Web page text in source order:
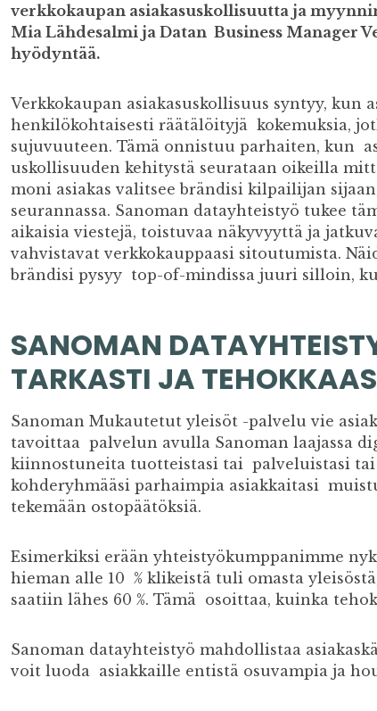
verkkokaupan asiakasuskollisuutta ja
Mia Lähdesalmi ja Datan Business Manager
hyödyntää.
Verkkokaupan asiakasuskollisuus syntyy, kun
henkilökohtaisesti räätälöityjä kokemuksia,
sujuvuuteen. Tämä onnistuu parhaiten, kun
uskollisuuden kehitystä seurataan oikeilla
moni asiakas valitsee brändisi kilpailijan
seurannassa. Sanoman datayhteistyö tukee
aikaisia viestejä, toistuvaa näkyvyyttä ja
vahvistavat verkkokauppaasi sitoutumista.
brändisi pysyy top-of-mindissa juuri silloin,
SANOMAN
TARKASTI JA
Sanoman Mukautetut yleisöt -palvelu vie
tavoittaa palvelun avulla Sanoman laajassa
kiinnostuneita tuotteistasi tai palveluistasi
kohderyhmääsi parhaimpia asiakkaitasi
tekemään ostopäätöksiä.
Esimerkiksi erään yhteistyökumppanimme
hieman alle 10 % klikeistä tuli omasta
saatiin lähes 60 %. Tämä osoittaa, kuinka
Sanoman datayhteistyö mahdollistaa
voit luoda asiakkaille entistä osuvampia ja